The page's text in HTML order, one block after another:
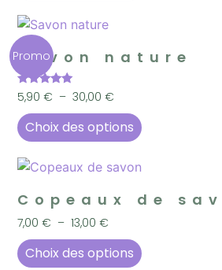
Promo
Savon nature
Note
5.00
sur 5
5,90€ – 30,00€
Choix des options
Copeaux de
7,00€ – 13,00€
Choix des options